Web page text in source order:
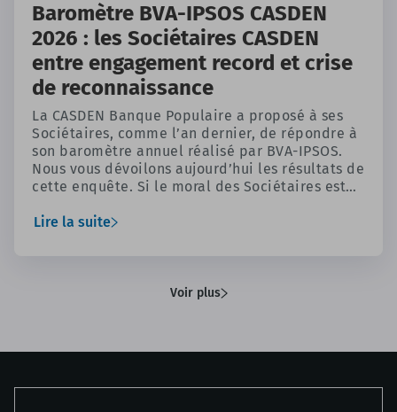
Baromètre BVA-IPSOS CASDEN
2026 : les Sociétaires CASDEN
entre engagement record et crise
de reconnaissance
La CASDEN Banque Populaire a proposé à ses
Sociétaires, comme l’an dernier, de répondre à
son baromètre annuel réalisé par BVA-IPSOS.
Nous vous dévoilons aujourd’hui les résultats de
cette enquête. Si le moral des Sociétaires est
Fonction publique, on constate derrière cette
Lire la suite
Voir plus